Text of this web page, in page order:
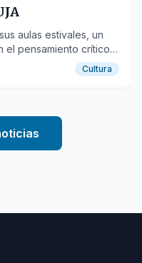
aulas estivales, un
el pensamiento crítico y
Cultura